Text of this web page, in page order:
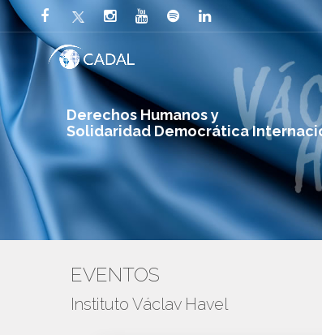
Derechos Humanos y
Solidaridad Democrática
EVENTOS
Instituto Václav Havel